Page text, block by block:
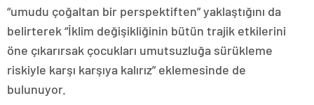
“umudu çoğaltan bir perspektiften” yaklaştığını da
belirterek “İklim değişikliğinin bütün trajik etkilerini
öne çıkarırsak çocukları umutsuzluğa sürükleme
riskiyle karşı karşıya kalırız” eklemesinde de
bulunuyor.